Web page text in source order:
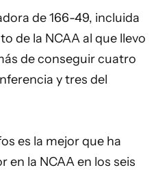
de 166-49, incluida
de la NCAA al que llevo
de conseguir cuatro
y tres del
es la mejor que ha
la NCAA en los seis